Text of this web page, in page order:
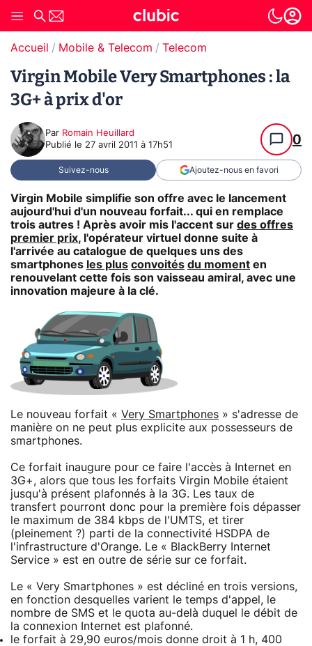
Accueil Mobile & Telecom Telecom
Virgin Mobile Very Smartphones : la
3G+ à prix d'or
Par Romain Heuillard
Publié le 27 avril 2011 à 17h51 0
Suivez-nous Ajoutez-nous en favori
Virgin Mobile simplifie son offre avec le lancement
aujourd'hui d'un nouveau forfait... qui en remplace
trois autres ! Après avoir mis l'accent sur des offres
premier prix, l'opérateur virtuel donne suite à
l'arrivée au catalogue de quelques uns des
smartphones les plus convoités du moment en
renouvelant cette fois son vaisseau amiral, avec une
innovation majeure à la clé.
Le nouveau forfait « Very Smartphones » s'adresse de
manière on ne peut plus explicite aux possesseurs de
smartphones.
Ce forfait inaugure pour ce faire l'accès à Internet en
3G+, alors que tous les forfaits Virgin Mobile étaient
jusqu'à présent plafonnés à la 3G. Les taux de
transfert pourront donc pour la première fois dépasser
le maximum de 384 kbps de l'UMTS, et tirer
(pleinement ?) parti de la connectivité HSDPA de
l'infrastructure d'Orange. Le « BlackBerry Internet
Service » est en outre de série sur ce forfait.
Le « Very Smartphones » est décliné en trois versions,
en fonction desquelles varient le temps d'appel, le
nombre de SMS et le quota au-delà duquel le débit de
la connexion Internet est plafonné.
le forfait à 29,90 euros/mois donne droit à 1 h, 400